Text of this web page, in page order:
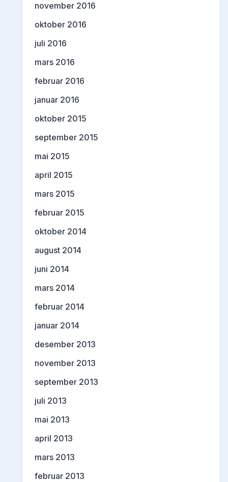
november 2016
oktober 2016
juli 2016
mars 2016
februar 2016
januar 2016
oktober 2015
september 2015
mai 2015
april 2015
mars 2015
februar 2015
oktober 2014
august 2014
juni 2014
mars 2014
februar 2014
januar 2014
desember 2013
november 2013
september 2013
juli 2013
mai 2013
april 2013
mars 2013
februar 2013